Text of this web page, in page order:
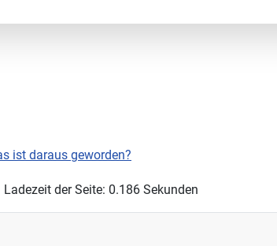
ist daraus geworden?
Ladezeit der Seite: 0.186 Sekunden